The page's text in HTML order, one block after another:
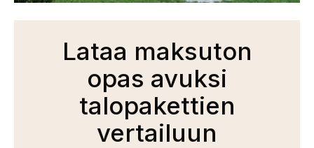
Lataa maksuton
opas avuksi
talopakettien
vertailuun